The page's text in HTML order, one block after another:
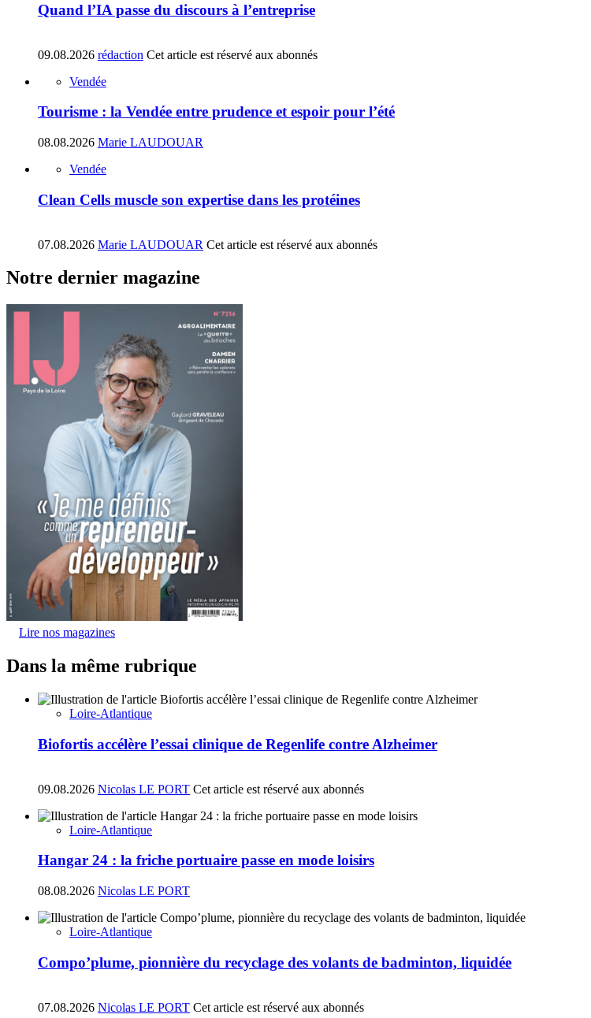
Quand l’IA passe du discours à l’entreprise
09.08.2026 rédaction Cet article est réservé aux abonnés
Vendée
Tourisme : la Vendée entre prudence et espoir pour l’été
08.08.2026 Marie LAUDOUAR
Vendée
Clean Cells muscle son expertise dans les protéines
07.08.2026 Marie LAUDOUAR Cet article est réservé aux abonnés
Notre dernier magazine
Lire nos magazines
Dans la même rubrique
Loire-Atlantique
Biofortis accélère l’essai clinique de Regenlife contre Alzheimer
09.08.2026 Nicolas LE PORT Cet article est réservé aux abonnés
Loire-Atlantique
Hangar 24 : la friche portuaire passe en mode loisirs
08.08.2026 Nicolas LE PORT
Loire-Atlantique
Compo’plume, pionnière du recyclage des volants de badminton, liquidée
07.08.2026 Nicolas LE PORT Cet article est réservé aux abonnés